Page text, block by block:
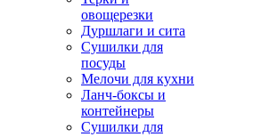
овощерезки
Дуршлаги и сита
Сушилки для
посуды
Мелочи для кухни
Ланч-боксы и
контейнеры
Сушилки для